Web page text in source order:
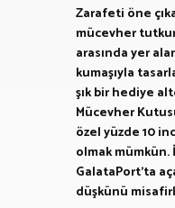
Zarafeti öne
mücevher
arasında yer
kumaşıyla
şık bir hediye
Mücevher
özel yüzde 10
olmak mümkün.
GalataPort’ta
düşkünü